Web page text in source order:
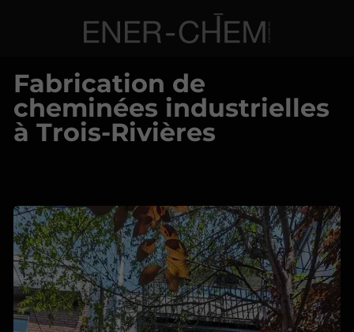
Fabrication de
cheminées industrielles
à Trois-Rivières